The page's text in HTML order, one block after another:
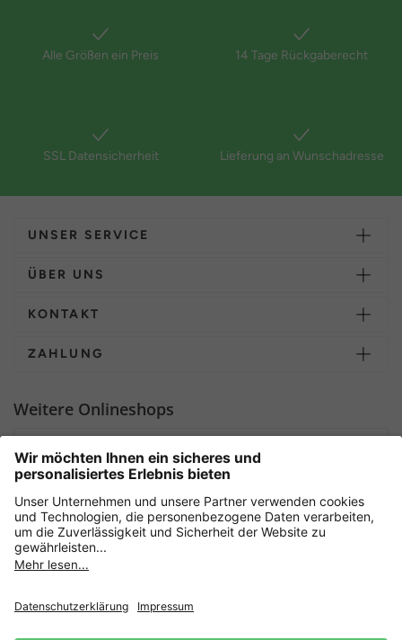
Alle Größen ein Preis 14 Tage Rückgaberecht
SSL Datensicherheit Lieferung an Wunschadresse
UNSER SERVICE
ÜBER UNS
KONTAKT
ZAHLUNG
Weitere Onlineshops
Sicher einkaufen mit